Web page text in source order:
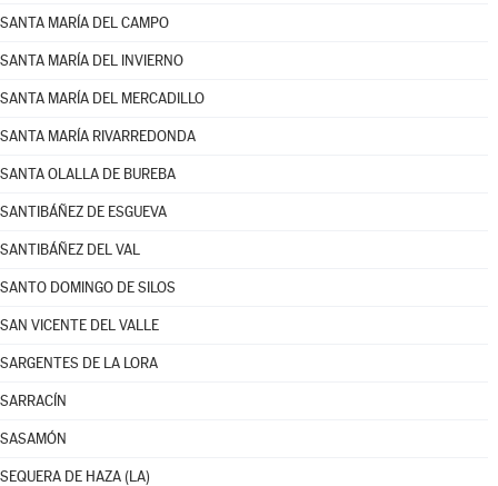
SANTA MARÍA DEL CAMPO
SANTA MARÍA DEL INVIERNO
SANTA MARÍA DEL MERCADILLO
SANTA MARÍA RIVARREDONDA
SANTA OLALLA DE BUREBA
SANTIBÁÑEZ DE ESGUEVA
SANTIBÁÑEZ DEL VAL
SANTO DOMINGO DE SILOS
SAN VICENTE DEL VALLE
SARGENTES DE LA LORA
SARRACÍN
SASAMÓN
SEQUERA DE HAZA (LA)